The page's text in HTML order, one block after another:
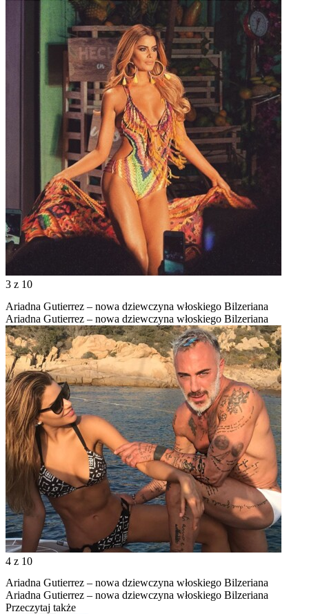
3 z 10
Ariadna Gutierrez – nowa dziewczyna włoskiego Bilzeriana
Ariadna Gutierrez – nowa dziewczyna włoskiego Bilzeriana
4 z 10
Ariadna Gutierrez – nowa dziewczyna włoskiego Bilzeriana
Ariadna Gutierrez – nowa dziewczyna włoskiego Bilzeriana
Przeczytaj także